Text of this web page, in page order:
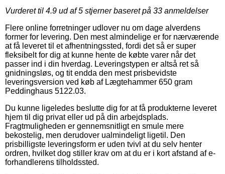
Vurderet til 4.9 ud af 5 stjerner baseret på 33 anmeldelser
Flere online forretninger udlover nu om dage alverdens
former for levering. Den mest almindelige er for nærværende
at få leveret til et afhentningssted, fordi det så er super
fleksibelt for dig at kunne hente de købte varer når det
passer ind i din hverdag. Leveringstypen er altså ret så
gnidningsløs, og tit endda den mest prisbevidste
leveringsversion ved køb af Lægtehammer 650 gram
Peddinghaus 5122.03.
Du kunne ligeledes beslutte dig for at få produkterne leveret
hjem til dig privat eller ud på din arbejdsplads.
Fragtmuligheden er gennemsnitligt en smule mere
bekostelig, men derudover ualmindeligt ligetil. Den
prisbilligste leveringsform er uden tvivl at du selv henter
ordren, hvilket dog stiller krav om at du er i kort afstand af e-
forhandlerens tilholdssted.